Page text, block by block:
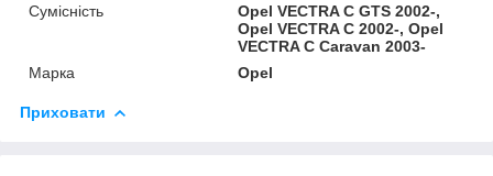
Сумісність
Opel VECTRA C GTS 2002-,
Opel VECTRA C 2002-, Opel
VECTRA C Caravan 2003-
Марка
Opel
Приховати